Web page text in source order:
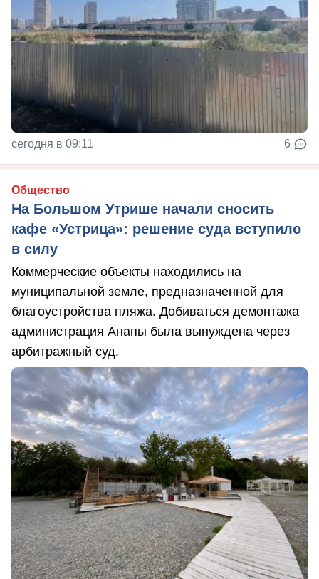
сегодня в 09:11 6
Общество
На Большом Утрише начали сносить
кафе «Устрица»: решение суда вступило
в силу
Коммерческие объекты находились на
муниципальной земле, предназначенной для
благоустройства пляжа. Добиваться демонтажа
администрация Анапы была вынуждена через
арбитражный суд.